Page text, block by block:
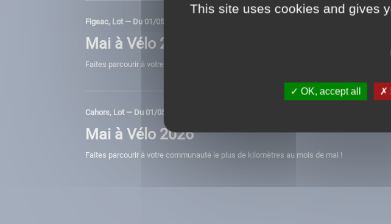
Figeac, Lot — Du 01/05/2026 au 31/05/2026 — À partir de 00:00
Mai à Vélo 2026
Faites parcourir à votre communauté le plus de kilomètres au mois de mai !
Cahors, Lot — Du 01/05/2026 au 31/05/2026 — À partir de 00:00
Mai à Vélo 2026
Faites parcourir à votre communauté le plus de kilomètres au mois de mai !
This site uses cookies and gives
OK, accept all